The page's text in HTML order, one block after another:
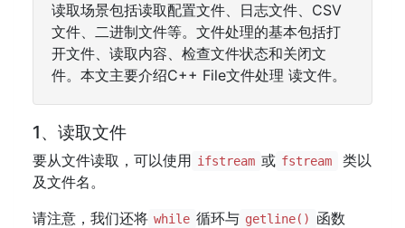
读取场景包括读取配置文件、日志文件、CSV
文件、二进制文件等。文件处理的基本包括打
开文件、读取内容、检查文件状态和关闭文
件。本文主要介绍C++ File文件处理 读文件。
1、读取文件
要从文件读取，可以使用 ifstream 或 fstream
类以
及文件名。
请注意，我们还将 while 循环与 getline()
函数